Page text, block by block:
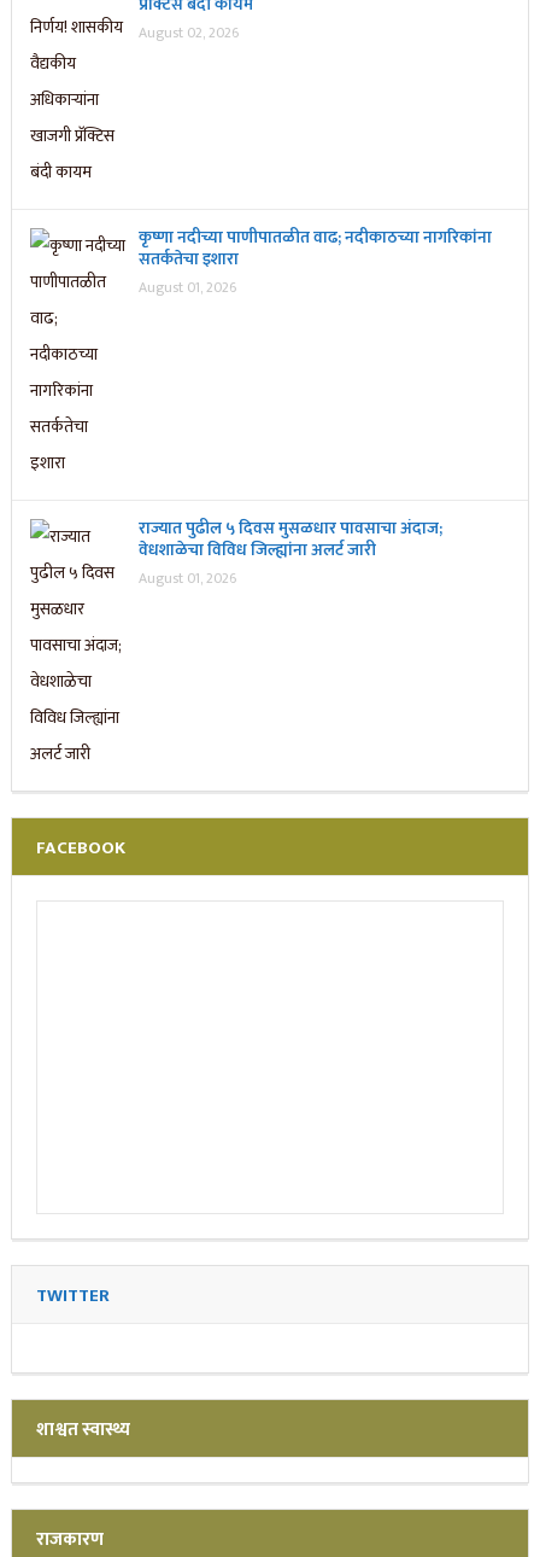
August 02, 2026
कृष्णा नदीच्या पाणीपातळीत वाढ; नदीकाठच्या नागरिकांना
सतर्कतेचा इशारा
August 01, 2026
राज्यात पुढील ५ दिवस मुसळधार पावसाचा अंदाज;
वेधशाळेचा विविध जिल्ह्यांना अलर्ट जारी
August 01, 2026
FACEBOOK
TWITTER
शाश्वत स्वास्थ्य
राजकारण